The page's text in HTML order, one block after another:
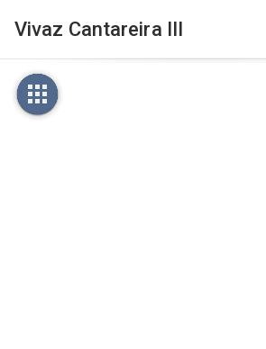
Vivaz Cantareira III